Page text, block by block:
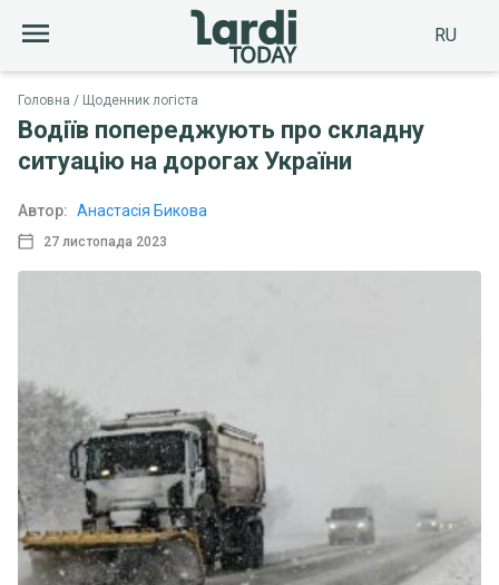
RU
Головна Щоденник логіста
Водіїв попереджують про складну
ситуацію на дорогах України
27 листопада 2023
Автор: Анастасія Бикова